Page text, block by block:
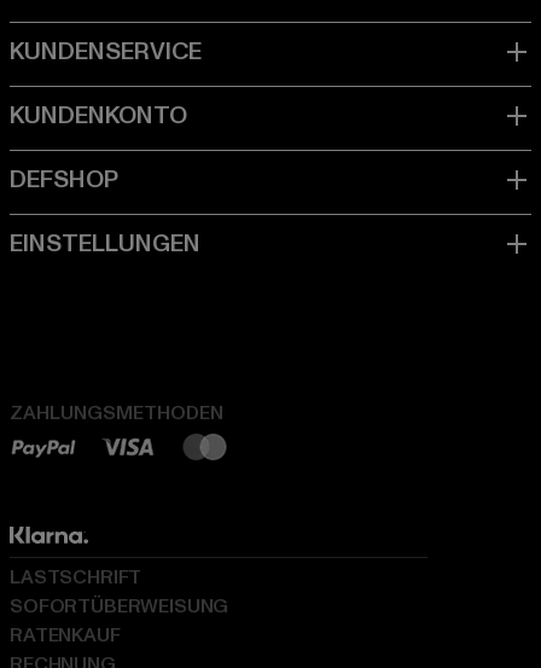
ZAHLUNGSMETHODEN
LASTSCHRIFT
SOFORTÜBERWEISUNG
RATENKAUF